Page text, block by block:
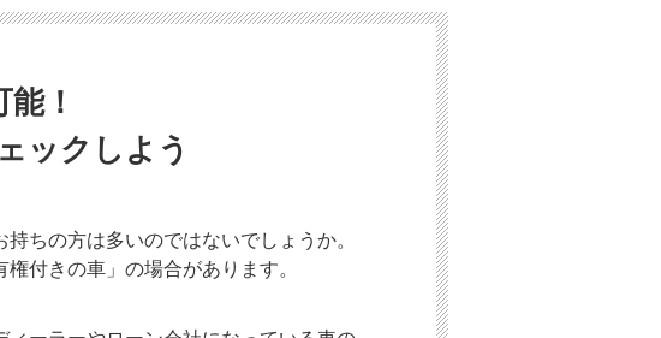
！
ックしよう
ちの方は多いのではないでしょうか。
付きの車」の場合があります。